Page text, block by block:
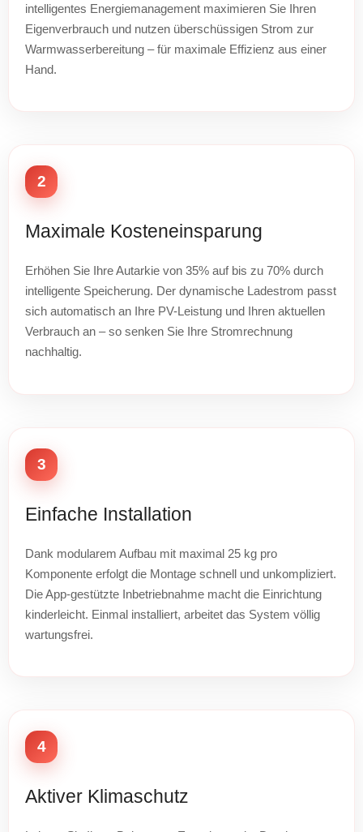
intelligentes Energiemanagement maximieren Sie Ihren
Eigenverbrauch und nutzen überschüssigen Strom zur
Warmwasserbereitung – für maximale Effizienz aus einer
Hand.
2
Maximale Kosteneinsparung
Erhöhen Sie Ihre Autarkie von 35% auf bis zu 70% durch
intelligente Speicherung. Der dynamische Ladestrom passt
sich automatisch an Ihre PV-Leistung und Ihren aktuellen
Verbrauch an – so senken Sie Ihre Stromrechnung
nachhaltig.
3
Einfache Installation
Dank modularem Aufbau mit maximal 25 kg pro
Komponente erfolgt die Montage schnell und unkompliziert.
Die App-gestützte Inbetriebnahme macht die Einrichtung
kinderleicht. Einmal installiert, arbeitet das System völlig
wartungsfrei.
4
Aktiver Klimaschutz